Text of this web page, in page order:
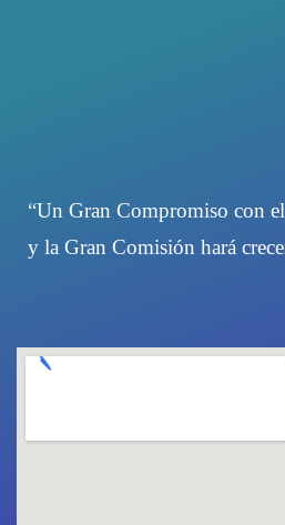
“Un Gran Compromiso con
y la Gran Comisión hará